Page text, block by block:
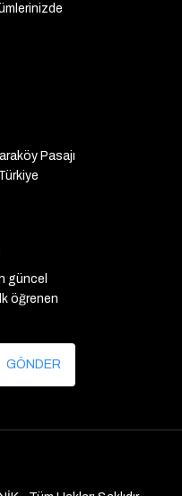
Pasajı
güncel
öğrenen
GÖNDER